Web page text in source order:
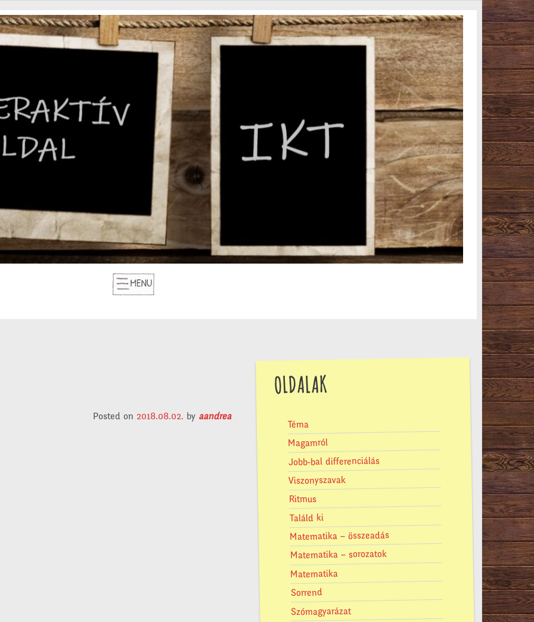
Posted on 2018.08.02. by aandrea
OLDALAK
Téma
Magamról
Jobb-bal differenciálás
Viszonyszavak
Ritmus
Találd ki
Matematika – összeadás
Matematika – sorozatok
Matematika
Sorrend
Szómagyarázat